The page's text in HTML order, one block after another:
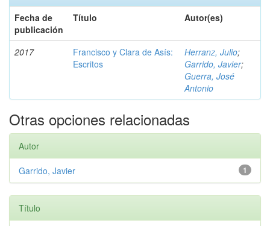
Fecha de
publicación
Título Autor(es)
2017
Francisco y Clara de Asís:
Escritos
Herranz, Julio;
Garrido, Javier;
Guerra, José
Antonio
Otras opciones relacionadas
Autor
1
Garrido, Javier
Título